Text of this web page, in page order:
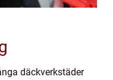
däckverkstäder